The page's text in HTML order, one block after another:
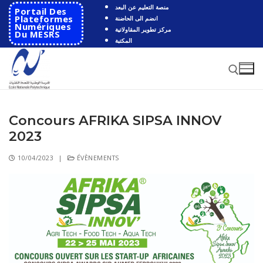
Portail Des
Plateformes
Numériques
Du MESRS
منصة التعليم عن البعد
انضم الى الحاضنة
مركز تطوير المقاولاتية
المكتبة
Accueil
Ecole
Présentation
Histoire de l’école
Départements
Automatique
Coopération
Concours AFRIKA SIPSA INNOV
2023
10/04/2023 | ÉVÈNEMENTS